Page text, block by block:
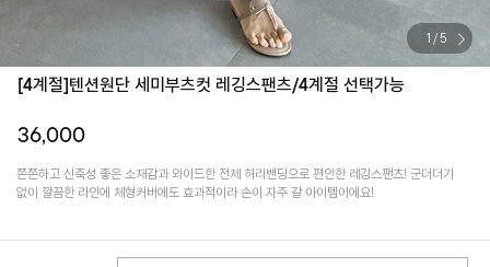
/5
[4계절]텐션원단 세미부츠컷 레깅스팬츠/4계절 선택가능
36,000
쫀쫀하고 신축성 좋은 소재감과 와이드한 전체 허리밴딩으로 편안한 레깅스팬츠! 군더더기
없이 깔끔한 라인에 체형커버에도 효과적이라 손이 자주 갈 아이템이에요!